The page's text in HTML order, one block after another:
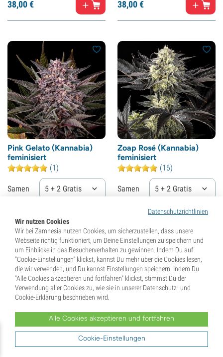
38,00€ 38,00€
Pink Gelato (Kannabia)
feminisiert
(1)
Samen 5 + 2 Gratis
Zoap Rosé (Kannabia)
feminisiert
(16)
Samen 5 + 2 Gratis
Datenschutzrichtlinien
Wir nutzen Cookies
Wir bei Zamnesia nutzen Cookies, um sicherzustellen, dass unsere
Webseite richtig funktioniert, um Deine Einstellungen zu speichern und
um Einblicke in das Besucherverhalten zu gewinnen. Indem Du auf
"Cookie-Einstellungen" klickst, kannst Du mehr über die Cookies lesen,
die wir verwenden, und Du kannst Einstellungen speichern. Indem Du
"Alle Cookies akzeptieren und fortfahren" klickst, stimmst Du der
Verwendung aller Cookies zu, wie sie in unserer Datenschutz- und
Cookie-Erklärung beschrieben wird.
Alle Cookies akzeptieren und fortfahren
Cookie-Einstellungen